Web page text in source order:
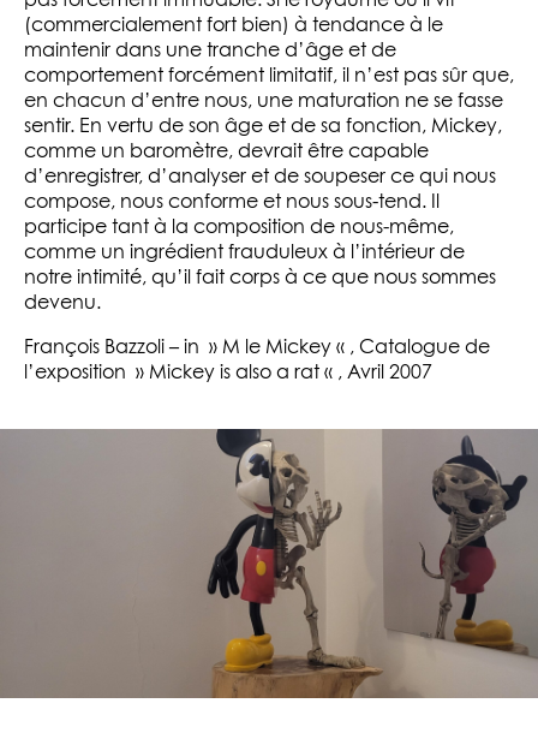
(commercialement fort bien) à tendance à le
maintenir dans une tranche d’âge et de
comportement forcément limitatif, il n’est pas sûr que,
en chacun d’entre nous, une maturation ne se fasse
sentir. En vertu de son âge et de sa fonction, Mickey,
comme un baromètre, devrait être capable
d’enregistrer, d’analyser et de soupeser ce qui nous
compose, nous conforme et nous sous-tend. Il
participe tant à la composition de nous-même,
comme un ingrédient frauduleux à l’intérieur de
notre intimité, qu’il fait corps à ce que nous sommes
devenu.
François Bazzoli – in » M le Mickey « , Catalogue de
l’exposition » Mickey is also a rat « , Avril 2007